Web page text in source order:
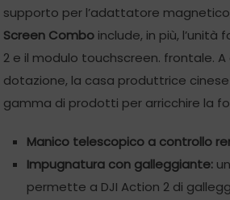
supporto per l’adattatore magnetico;
Screen Combo include, in più,
2 e il modulo touchscreen. frontale.
dotazione, la casa produttrice
gamma di prodotti per arricchire la
Manico telescopico a controllo
Impugnatura con galleggiante:
permette a DJI Action 2 di